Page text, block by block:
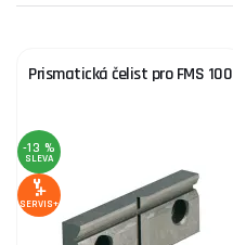
Prismatická čelist pro FMS 100
-13 %
SLEVA
SERVIS+